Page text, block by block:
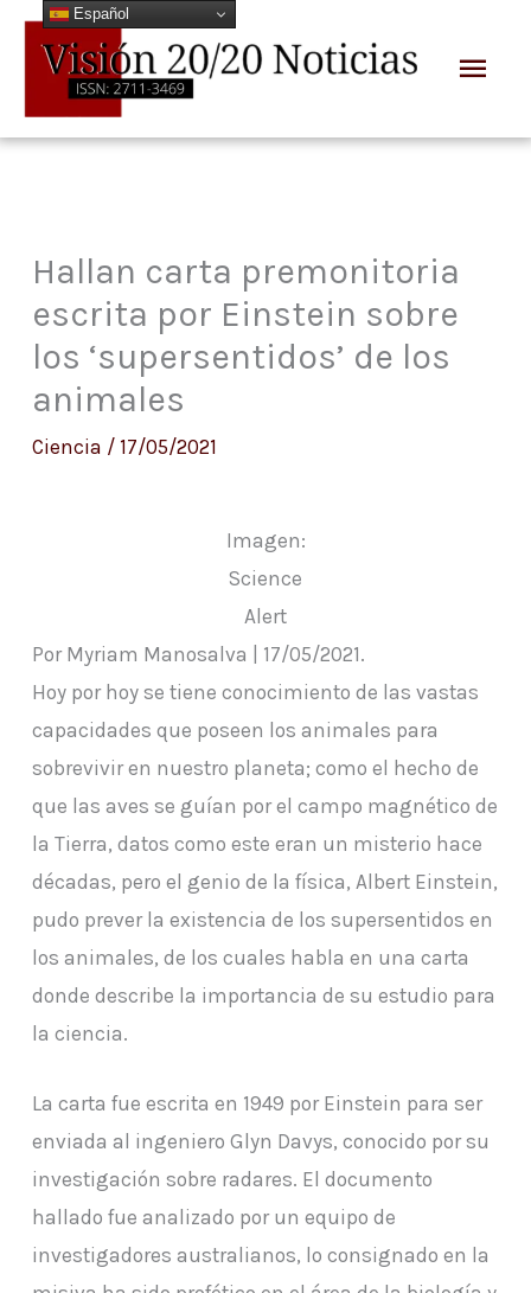
contenido
Hallan carta premonitoria
escrita por Einstein sobre
los ‘supersentidos’ de los
animales
Ciencia / 17/05/2021
Imagen:
Science
Alert
Por Myriam Manosalva | 17/05/2021.
Hoy por hoy se tiene conocimiento de las vastas
capacidades que poseen los animales para
sobrevivir en nuestro planeta; como el hecho de
que las aves se guían por el campo magnético de
la Tierra, datos como este eran un misterio hace
décadas, pero el genio de la física, Albert Einstein,
pudo prever la existencia de los supersentidos en
los animales, de los cuales habla en una carta
donde describe la importancia de su estudio para
la ciencia.
La carta fue escrita en 1949 por Einstein para ser
enviada al ingeniero Glyn Davys, conocido por su
investigación sobre radares. El documento
hallado fue analizado por un equipo de
investigadores australianos, lo consignado en la
Español